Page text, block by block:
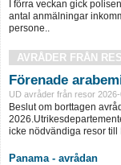
I förra veckan gick
antal anmälningar
persone..
AVRÅDER FRÅN
Förenade
UD avråder från resor
Beslut om borttagen
icke nödvändiga resor
Panama - avrådan